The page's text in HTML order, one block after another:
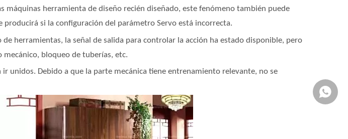
máquinas herramienta de diseño recién diseñado, este fenómeno también puede
si la configuración del parámetro Servo está incorrecta.
de herramientas, la señal de salida para controlar la acción ha estado disponible, pero
mecánico, bloqueo de tuberías, etc.
ir unidos. Debido a que la parte mecánica tiene entrenamiento relevante, no se